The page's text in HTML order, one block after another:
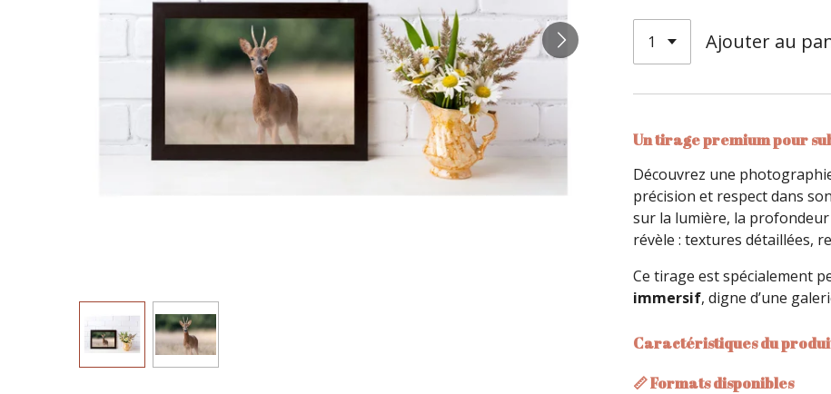
Ajouter au
Un tirage premium pour
Découvrez une
précision et respect dans
sur la lumière, la
révèle : textures détaillées,
Ce tirage est spécialement
immersif, digne d’une
Caractéristiques du
📏 Formats disponibles